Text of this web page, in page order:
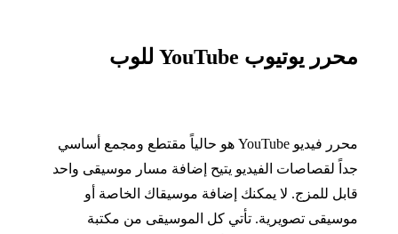
محرر يوتيوب YouTube للوب
محرر فيديو YouTube هو حالياً مقتطع ومجمع أساسي
جداً لقصاصات الفيديو يتيح إضافة مسار موسيقى واحد
قابل للمزج. لا يمكنك إضافة موسيقاك الخاصة أو
موسيقى تصويرية. تأتي كل الموسيقى من مكتبة